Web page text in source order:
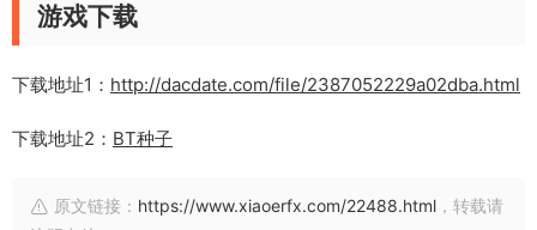
游戏下载
下载地址1： http://dacdate.com/file/2387052229a02dba.html
下载地址2： BT种子
原文链接： https://www.xiaoerfx.com/22488.html ，转载请